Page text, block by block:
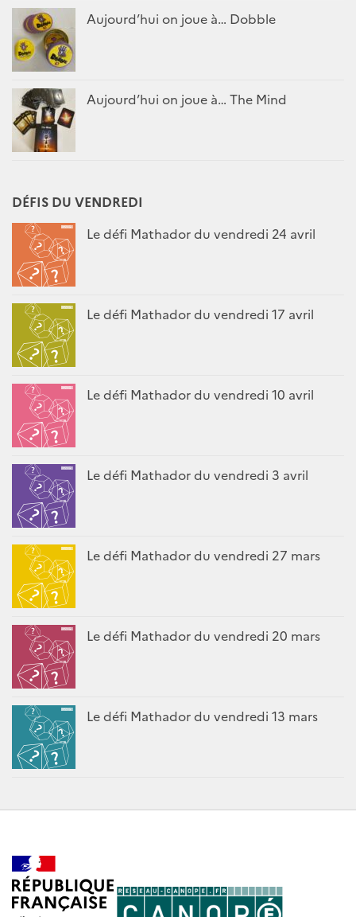
Aujourd’hui on joue à… Dobble
Aujourd’hui on joue à… The Mind
DÉFIS DU VENDREDI
Le défi Mathador du vendredi 24 avril
Le défi Mathador du vendredi 17 avril
Le défi Mathador du vendredi 10 avril
Le défi Mathador du vendredi 3 avril
Le défi Mathador du vendredi 27 mars
Le défi Mathador du vendredi 20 mars
Le défi Mathador du vendredi 13 mars